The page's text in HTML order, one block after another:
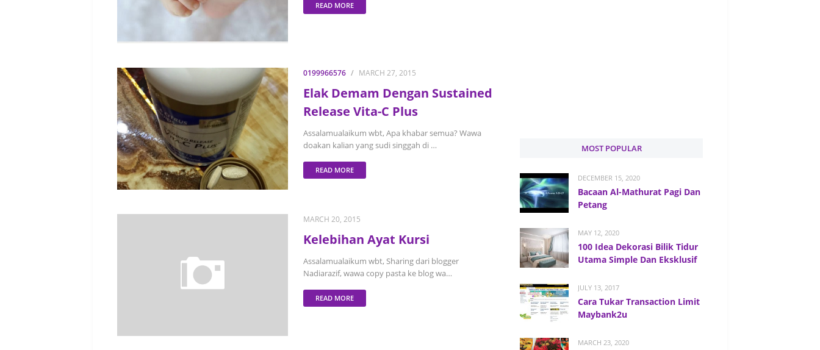
READ MORE
0199966576 MARCH 27, 2015
Elak Demam Dengan Sustained
Release Vita-C Plus
Assalamualaikum wbt, Apa khabar semua? Wawa
doakan kalian yang sudi singgah di …
READ MORE
MARCH 20, 2015
Kelebihan Ayat Kursi
Assalamualaikum wbt, Sharing dari blogger
Nadiarazif, wawa copy pasta ke blog wa…
READ MORE
MOST POPULAR
DECEMBER 15, 2020
Bacaan Al-Mathurat Pagi Dan
Petang
MAY 12, 2020
100 Idea Dekorasi Bilik Tidur
Utama Simple Dan Eksklusif
JULY 13, 2017
Cara Tukar Transaction Limit
Maybank2u
MARCH 23, 2020